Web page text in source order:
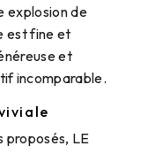
explosion de
est fine et
et
incomparable.
proposés, LE